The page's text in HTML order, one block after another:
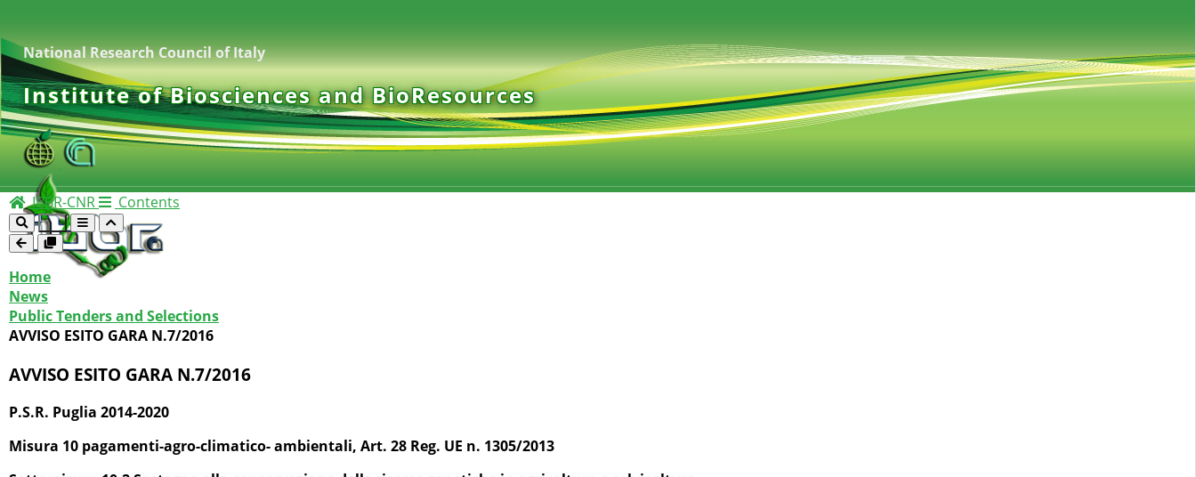
National Research Council of Italy
Institute of Biosciences and BioResources
IBBR-CNR Contents
Home
News
Public Tenders and Selections
AVVISO ESITO GARA N.7/2016
AVVISO ESITO GARA N.7/2016
P.S.R. Puglia 2014-2020
Misura 10 pagamenti-agro-climatico- ambientali, Art. 28 Reg. UE n. 1305/2013